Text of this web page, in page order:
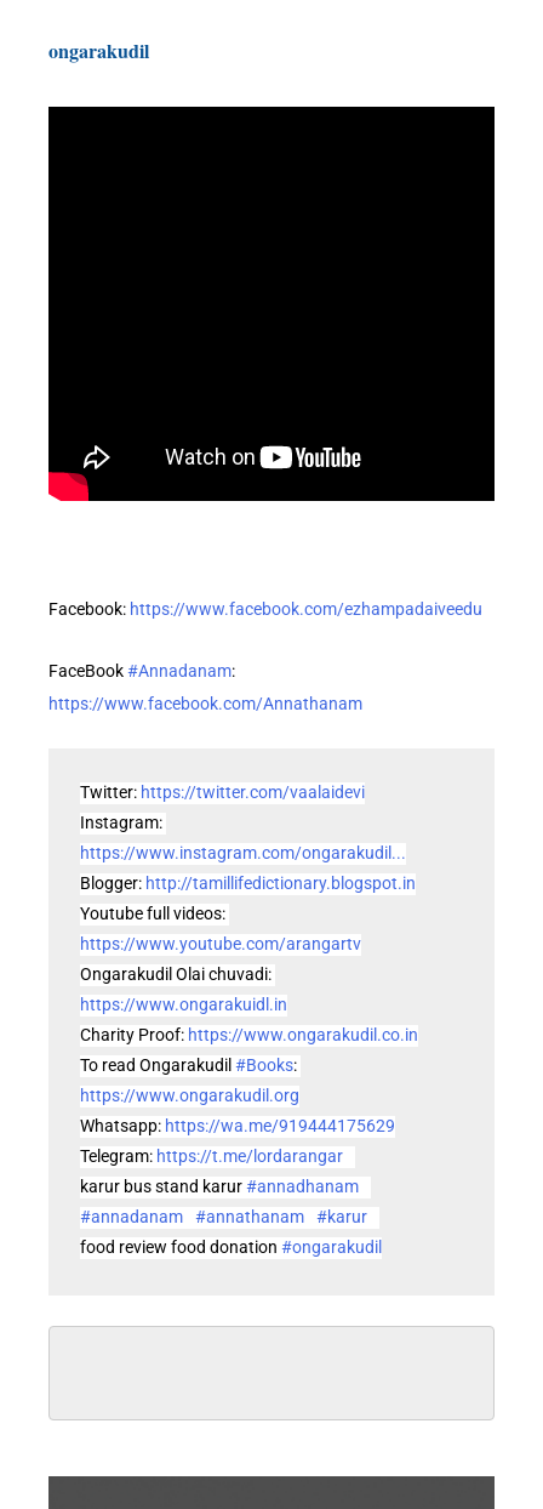
ongarakudil
Facebook: https://www.facebook.com/ezhampadaiveedu
FaceBook #Annadanam:
https://www.facebook.com/Annathanam
Twitter: https://twitter.com/vaalaidevi
Instagram:
https://www.instagram.com/ongarakudil...
Blogger: http://tamillifedictionary.blogspot.in
Youtube full videos:
https://www.youtube.com/arangartv
Ongarakudil Olai chuvadi:
https://www.ongarakuidl.in
Charity Proof: https://www.ongarakudil.co.in
To read Ongarakudil #Books:
https://www.ongarakudil.org
Whatsapp: https://wa.me/919444175629
Telegram: https://t.me/lordarangar
karur bus stand karur #annadhanam
#annadanam
#annathanam
#karur
food review food donation #ongarakudil